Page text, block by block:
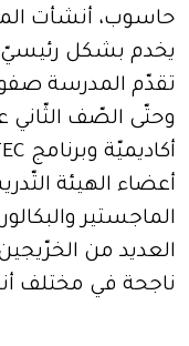
حاسوب، أنشأت
يخدم بشكل رئيسيّ
تقدّم المدرسة
وحتّى الصّف الثّاني
أعضاء الهيئة
الماجستير
العديد من
ناجحة في مختلف